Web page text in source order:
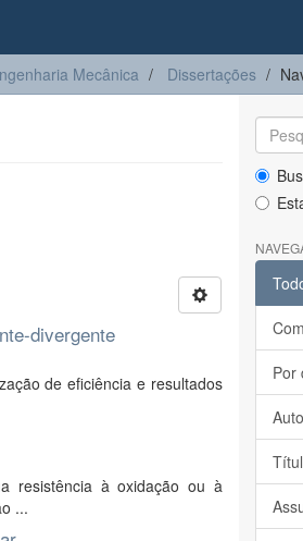
Mecânica Dissertações
divergente
de eficiência e resultados
resistência à oxidação ou à
...
Por